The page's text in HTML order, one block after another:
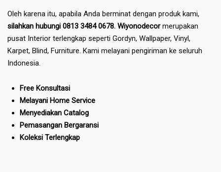
Oleh karena itu, apabila Anda berminat dengan produk kami,
silahkan hubungi 0813 3484 0678. Wiyonodecormerupakan
pusat Interior terlengkap seperti Gordyn, Wallpaper, Vinyl,
Karpet, Blind, Furniture. Kami melayani pengiriman ke seluruh
Indonesia.
Free Konsultasi
Melayani Home Service
Menyediakan Catalog
Pemasangan Bergaransi
Koleksi Terlengkap